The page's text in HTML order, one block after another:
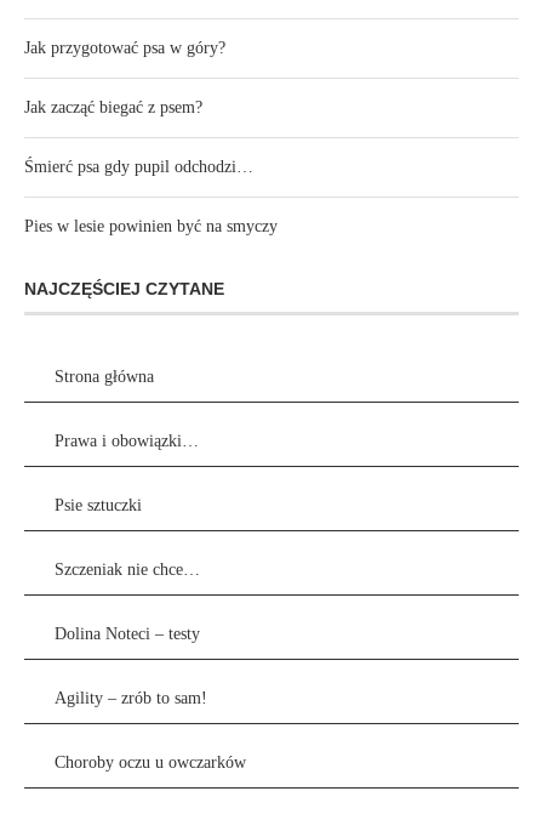
Jak przygotować psa w góry?
Jak zacząć biegać z psem?
Śmierć psa gdy pupil odchodzi…
Pies w lesie powinien być na smyczy
NAJCZĘŚCIEJ CZYTANE
Strona główna
Prawa i obowiązki…
Psie sztuczki
Szczeniak nie chce…
Dolina Noteci – testy
Agility – zrób to sam!
Choroby oczu u owczarków